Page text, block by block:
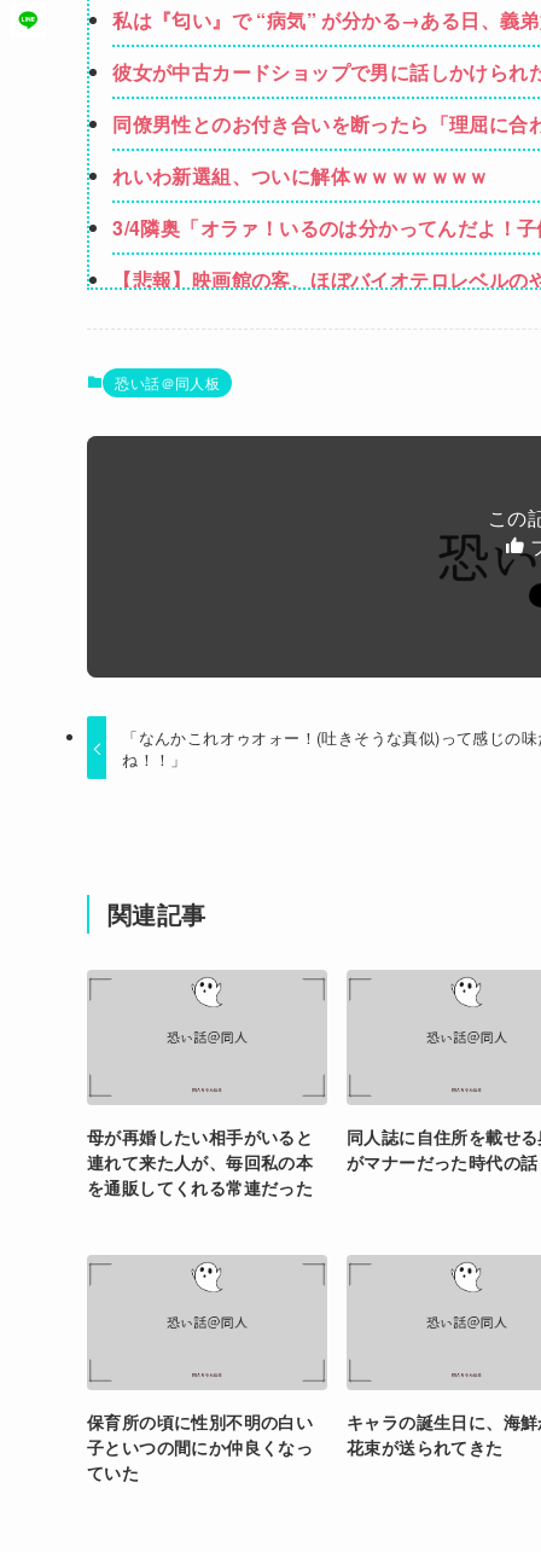
私は『匂い』で “病気” が分かる→ある日、義
ンではないか」と伝えたら怒って絶縁、その結
彼女が中古カードショップで男に話しかけら
しく…
同僚男性とのお付き合いを断ったら「理屈に
されて・・・
れいわ新選組、ついに解体ｗｗｗｗｗｗｗ
3/4隣奥「オラァ！いるのは分かってんだよ！
に相談したら逃げられた。夫に相談してもな
【悲報】映画館の客、ほぼバイオテロレベル
【画像】かつて天下を獲っていたYouTuberの
【悲報】黒人、卑怯すぎて炎上するｗｗｗｗ
【閲覧注意】元臆女キャバ嬢の首吊り自●配信
恐い話＠同人板
この
「なんかこれオゥオォー！(吐きそうな真似)って感じの
ね！！」
関連記事
母が再婚したい相手がいると
連れて来た人が、毎回私の本
を通販してくれる常連だった
同人誌に自住所を載せ
がマナーだった時代の話
保育所の頃に性別不明の白い
子といつの間にか仲良くなっ
ていた
キャラの誕生日に、海
花束が送られてきた